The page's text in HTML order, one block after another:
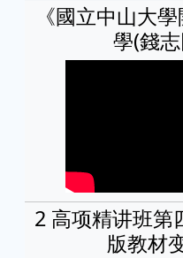
《國立中山大
學(錢
2 高项精讲班第
版教材